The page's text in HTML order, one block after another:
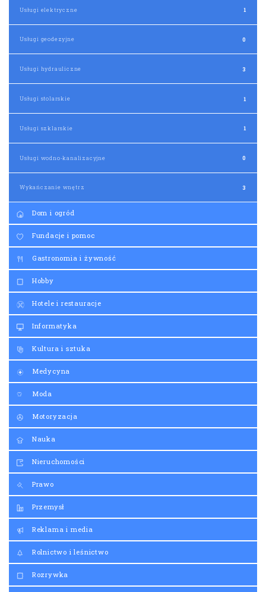
Usługi elektryczne 1
Usługi geodezyjne 0
Usługi hydrauliczne 3
Usługi stolarskie 1
Usługi szklarskie 1
Usługi wodno-kanalizacyjne 0
Wykańczanie wnętrz 3
Dom i ogród
Fundacje i pomoc
Gastronomia i żywność
Hobby
Hotele i restauracje
Informatyka
Kultura i sztuka
Medycyna
Moda
Motoryzacja
Nauka
Nieruchomości
Prawo
Przemysł
Reklama i media
Rolnictwo i leśnictwo
Rozrywka